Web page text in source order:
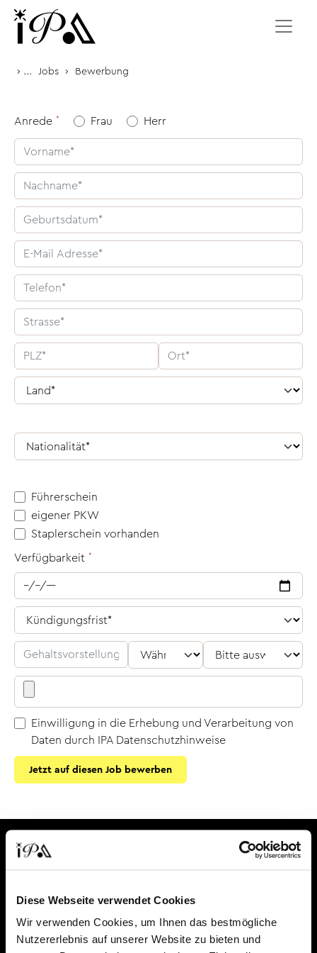
Diese Webseite verwendet Cookies
Wir verwenden Cookies, um Ihnen das bestmögliche
Nutzererlebnis auf unserer Website zu bieten und
Zum Inhalt springen
› ... Jobs › Bewerbung
Anrede Frau Herr
Führerschein
eigener PKW
Staplerschein vorhanden
Verfügbarkeit
Einwilligung in die Erhebung und Verarbeitung von
Daten durch IPA Datenschutzhinweise
Jetzt auf diesen Job bewerben
Für Unternehmen